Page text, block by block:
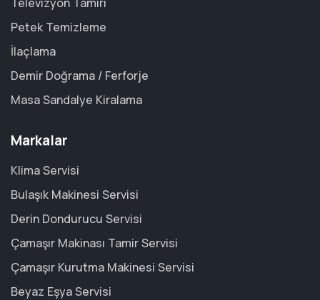
Petek Temizleme
İlaçlama
Demir Doğrama / Ferforje
Masa Sandalye Kiralama
Markalar
Klima Servisi
Bulaşık Makinesi Servisi
Derin Dondurucu Servisi
Çamaşır Makinası Tamir Servisi
Çamaşır Kurutma Makinesi Servisi
Beyaz Eşya Servisi